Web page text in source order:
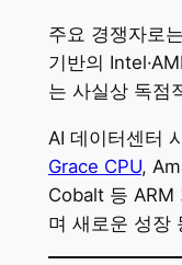
주요 경쟁자로
기반의
는 사실상 독점
AI 데이터센터
Grace CPU,
Cobalt 등 ARM
며 새로운 성장